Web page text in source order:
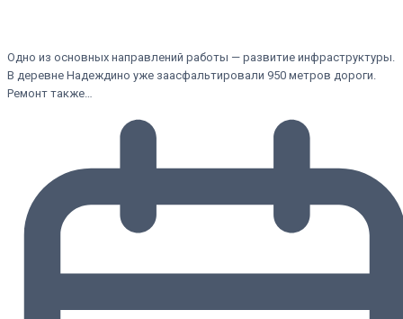
Одно из основных направлений работы — развитие инфраструктуры.
В деревне Надеждино уже заасфальтировали 950 метров дороги.
Ремонт также…